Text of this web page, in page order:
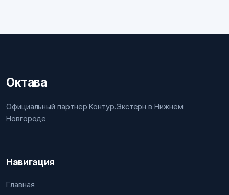
Октава
Официальный партнёр Контур.Экстерн в Нижнем
Новгороде
Навигация
Главная